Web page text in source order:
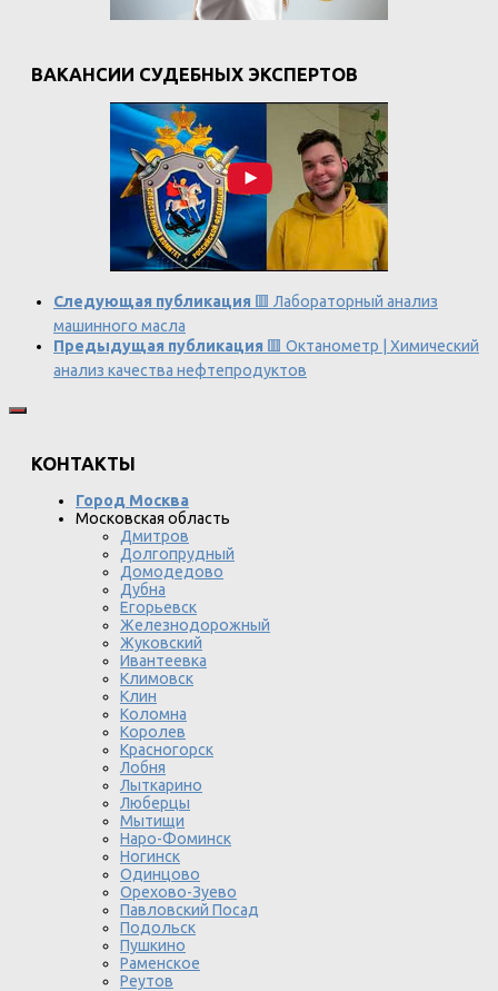
ВАКАНСИИ СУДЕБНЫХ ЭКСПЕРТОВ
Следующая публикация 🟥 Лабораторный анализ
машинного масла
Предыдущая публикация 🟥 Октанометр | Химический
анализ качества нефтепродуктов
КОНТАКТЫ
Город Москва
Московская область
Дмитров
Долгопрудный
Домодедово
Дубна
Егорьевск
Железнодорожный
Жуковский
Ивантеевка
Климовск
Клин
Коломна
Королев
Красногорск
Лобня
Лыткарино
Люберцы
Мытищи
Наро-Фоминск
Ногинск
Одинцово
Орехово-Зуево
Павловский Посад
Подольск
Пушкино
Раменское
Реутов